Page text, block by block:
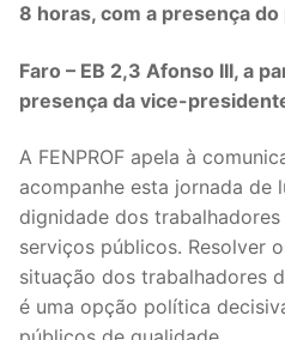
8 horas, com a presença
Faro – EB 2,3 Afonso III, a
presença da vice-
A FENPROF apela à
acompanhe esta jornada de
dignidade dos
serviços públicos. Resolver
situação dos trabalhadores
é uma opção política